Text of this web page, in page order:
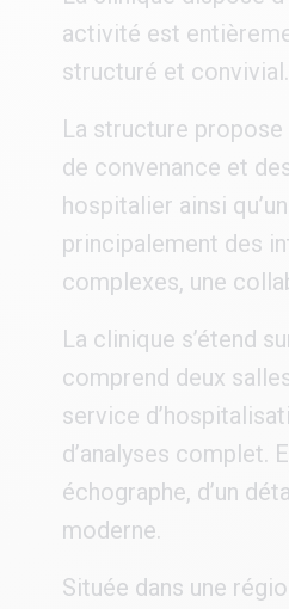
activité est
structuré et convivial.
La structure
de convenance et
hospitalier ainsi
principalement des
complexes, une
La clinique s’étend
comprend deux
service
d’analyses complet.
échographe, d’un
moderne.
Située dans une